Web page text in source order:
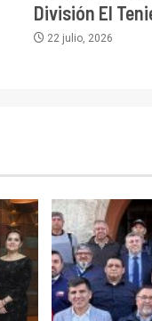
División El
22 julio, 2026